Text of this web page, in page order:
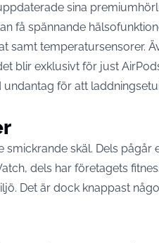
sina
få spännande
samt temperatursensorer.
blir exklusivt för just
för att
smickrande skäl. Dels pågår
dels har företagets
Det är dock knappast